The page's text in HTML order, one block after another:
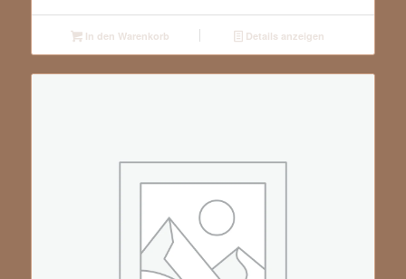
In den Warenkorb Details anzeigen